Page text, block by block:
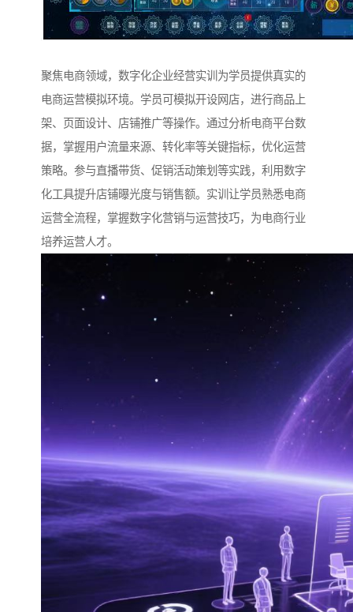
聚焦电商领域，数字化企业经营实训为学员提供真实的
电商运营模拟环境。学员可模拟开设网店，进行商品上
架、页面设计、店铺推广等操作。通过分析电商平台数
据，掌握用户流量来源、转化率等关键指标，优化运营
策略。参与直播带货、促销活动策划等实践，利用数字
化工具提升店铺曝光度与销售额。实训让学员熟悉电商
运营全流程，掌握数字化营销与运营技巧，为电商行业
培养运营人才。​